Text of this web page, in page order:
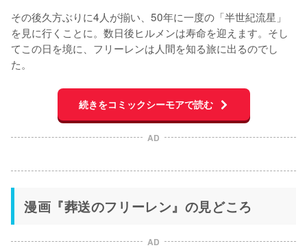
その後久方ぶりに4人が揃い、50年に一度の「半世紀流星」
を見に行くことに。数日後ヒルメンは寿命を迎えます。そし
てこの日を境に、フリーレンは人間を知る旅に出るのでし
た。
続きをコミックシーモアで読む
AD
漫画『葬送のフリーレン』の見どころ
AD